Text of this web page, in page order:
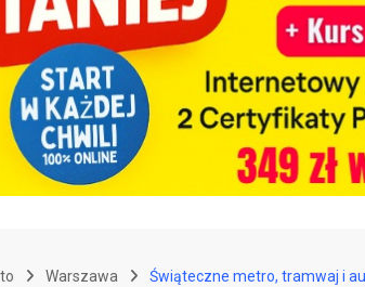
Warszawa Świąteczne metro, tramwaj i